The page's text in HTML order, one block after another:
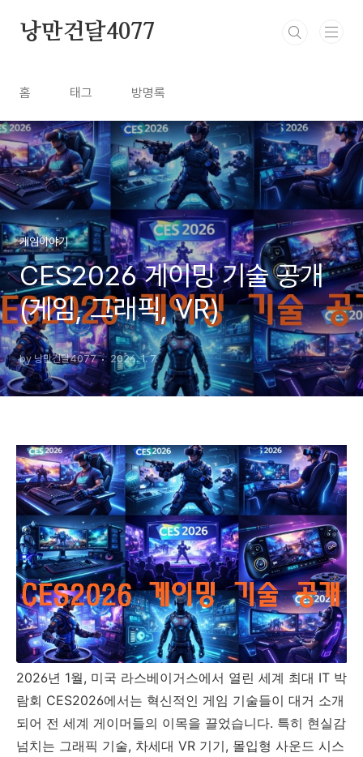
낭만건달4077
홈 태그 방명록
게임이야기
CES2026 게이밍 기술 공개
(게임, 그래픽, VR)
by 낭만건달4077 2026. 1. 7.
2026년 1월, 미국 라스베이거스에서 열린 세계 최대 IT 박
람회 CES2026에서는 혁신적인 게임 기술들이 대거 소개
되어 전 세계 게이머들의 이목을 끌었습니다. 특히 현실감
넘치는 그래픽 기술, 차세대 VR 기기, 몰입형 사운드 시스